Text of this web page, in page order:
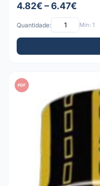
4.82€ – 6.47€
Quantidade: Mín: 1
PDF